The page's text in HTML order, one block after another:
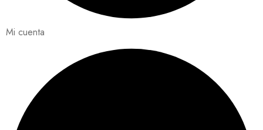
Mi cuenta